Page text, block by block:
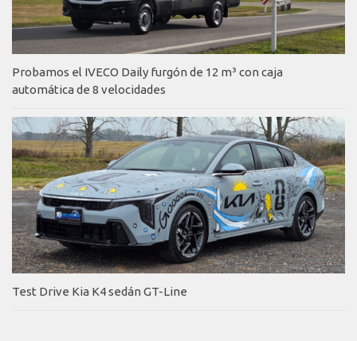
Probamos el IVECO Daily furgón de 12 m³ con caja
automática de 8 velocidades
Test Drive Kia K4 sedán GT-Line